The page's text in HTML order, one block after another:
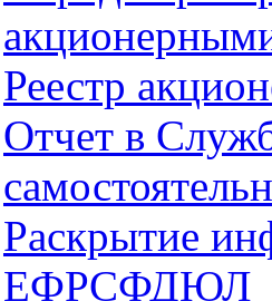
Реестр
Отчет в
Раскрытие
ЕФРСФДЮЛ